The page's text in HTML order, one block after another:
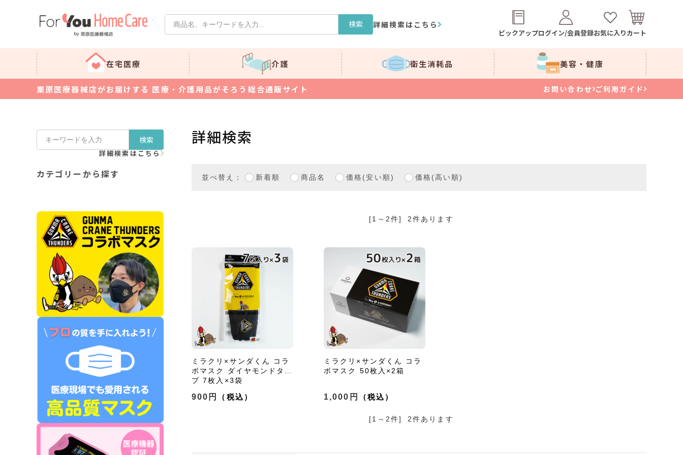
検索 詳細検索はこちら
ピックアップログイン/会員登録お気に入りカート
在宅医療 介護 衛生消耗品 美容・健康
栗原医療器械店がお届けする 医療・介護用品がそろう総合通販サイト お問い合わせ ご利用ガイド
検索
詳細検索はこちら
カテゴリーから探す
詳細検索
並べ替え： 新着順 商品名 価格(安い順) 価格(高い順)
[1～2件] 2件あります
ミラクリ×サンダくん コラ
ボマスク ダイヤモンドタイ
プ 7枚入×3袋
900円
ミラクリ×サンダくん コラ
ボマスク 50枚入×2箱
1,000円
[1～2件] 2件あります